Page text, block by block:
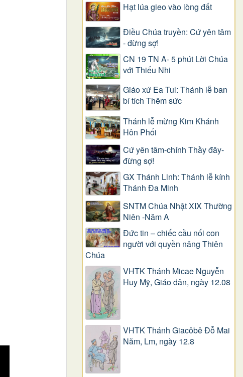
Hạt lúa gieo vào lòng đất
Điều Chúa truyền: Cứ yên tâm
- đừng sợ!
CN 19 TN A- 5 phút Lời Chúa
với Thiếu Nhi
Giáo xứ Ea Tul: Thánh lễ ban
bí tích Thêm sức
Thánh lễ mừng Kim Khánh
Hôn Phối
Cứ yên tâm-chính Thầy đây-
đừng sợ!
GX Thánh Linh: Thánh lễ kính
Thánh Đa Minh
SNTM Chúa Nhật XIX Thường
Niên -Năm A
Đức tin – chiếc cầu nối con
người với quyền năng Thiên
Chúa
VHTK Thánh Micae Nguyễn
Huy Mỹ, Giáo dân, ngày 12.08
VHTK Thánh Giacôbê Ðỗ Mai
Năm, Lm, ngày 12.8